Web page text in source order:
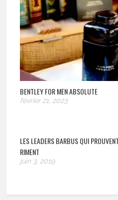
BENTLEY FOR MEN ABSOLUTE
février 21, 2023
LES LEADERS BARBUS QUI
RIMENT
juin 3, 2019